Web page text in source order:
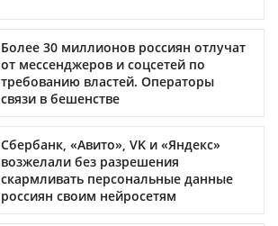
Более 30 миллионов россиян отлучат
от мессенджеров и соцсетей по
требованию властей. Операторы
связи в бешенстве
Сбербанк, «Авито», VK и «Яндекс»
возжелали без разрешения
скармливать персональные данные
россиян своим нейросетям